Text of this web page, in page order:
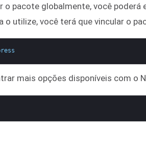
o pacote globalmente, você poderá
o utilize, você terá que vincular o
mais opções disponíveis com o